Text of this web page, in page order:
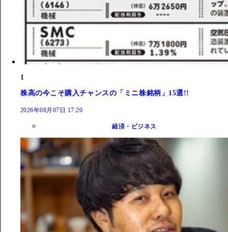
1
株高の今こそ購入チャンスの「ミニ株銘柄」15選!!
2026年08月07日 17:20
経済・ビジネス